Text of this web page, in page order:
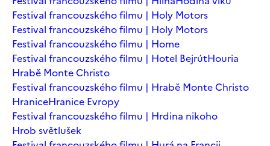
Festival francouzského filmu | Holy Motors
Festival francouzského filmu | Holy Motors
Festival francouzského filmu | Home
Festival francouzského filmu | Hotel BejrútHouria
Hrabě Monte Christo
Festival francouzského filmu | Hrabě Monte Christo
HraniceHranice Evropy
Festival francouzského filmu | Hrdina nikoho
Hrob světlušek